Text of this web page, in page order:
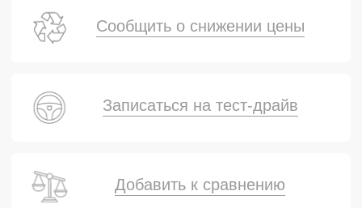
Добавить к сравнению
Сообщить о снижении цены
Записаться на тест-драйв